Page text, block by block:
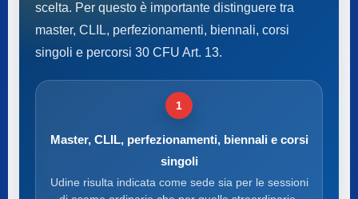
scelta. Per questo è importante distinguere tra
master, CLIL, perfezionamenti, biennali, corsi
singoli e percorsi 30 CFU Art. 13.
1
Master, CLIL, perfezionamenti, biennali e corsi
singoli
Udine risulta indicata come sede sia per le sessioni